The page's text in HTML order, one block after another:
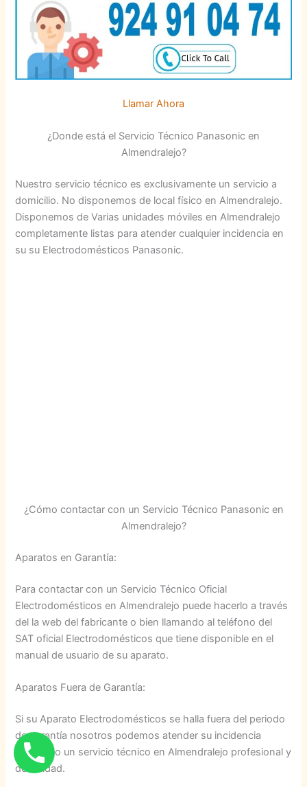
Llamar Ahora
¿Donde está el Servicio Técnico Panasonic en
Almendralejo?
Nuestro servicio técnico es exclusivamente un servicio a
domicilio. No disponemos de local físico en Almendralejo.
Disponemos de Varias unidades móviles en Almendralejo
completamente listas para atender cualquier incidencia en
su su Electrodomésticos Panasonic.
¿Cómo contactar con un Servicio Técnico Panasonic en
Almendralejo?
Aparatos en Garantía:
Para contactar con un Servicio Técnico Oficial
Electrodomésticos en Almendralejo puede hacerlo a través
del la web del fabricante o bien llamando al teléfono del
SAT oficial Electrodomésticos que tiene disponible en el
manual de usuario de su aparato.
Aparatos Fuera de Garantía:
Si su Aparato Electrodomésticos se halla fuera del periodo
de garantía nosotros podemos atender su incidencia
ofertando un servicio técnico en Almendralejo profesional y
de calidad.